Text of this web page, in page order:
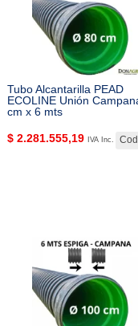
Tubo Alcantarilla PEAD
ECOLINE Unión
cm x 6 mts
$ 2.281.555,19 IVA Inc.